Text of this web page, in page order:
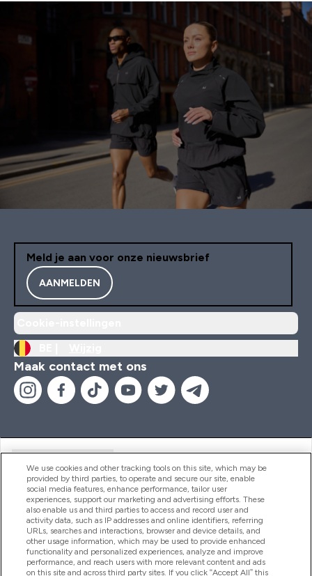
Meld je aan voor onze nieuwsbrief
AANMELDEN
Maak contact met ons
Producten
Company Information
We use cookies and other tracking tools on this site, which may be
provided by third parties, to operate and secure our site, enable
social media features, enhance performance, tailor user
experiences, support our marketing and advertising efforts. These
also enable us and third parties to access and record user and
activity data, such as IP addresses and online identifiers, referring
URLs, searches and interactions, browser and device details, and
other usage information, which may be used to provide enhanced
functionality and personalized experiences, analyze and improve
performance, and reach users with more relevant content and ads
on this site and across third party sites. If you click “Accept All” this